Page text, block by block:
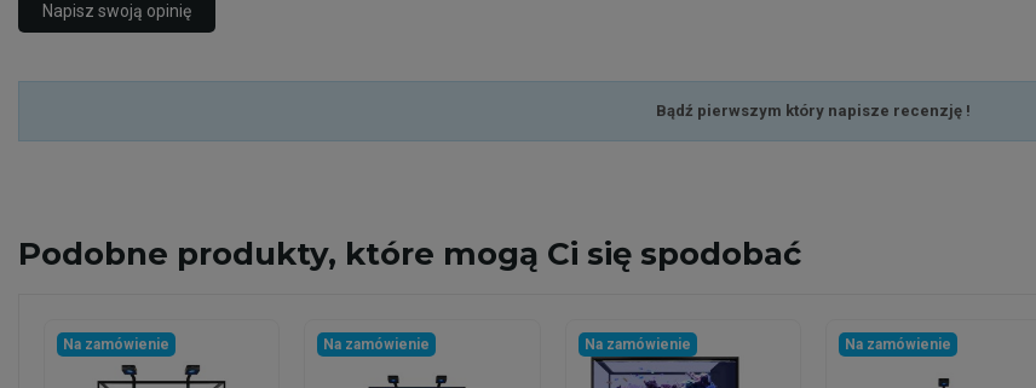
Napisz swoją opinię
Bądź pierwszym który napisze recenzję !
Podobne produkty, które mogą Ci się spodobać
Na zamówienie Na zamówienie Na zamówienie Na zamówienie